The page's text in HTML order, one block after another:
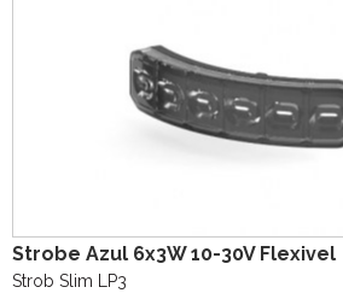
Strobe Azul 6x3W 10-30V Flexivel
Strob Slim LP3